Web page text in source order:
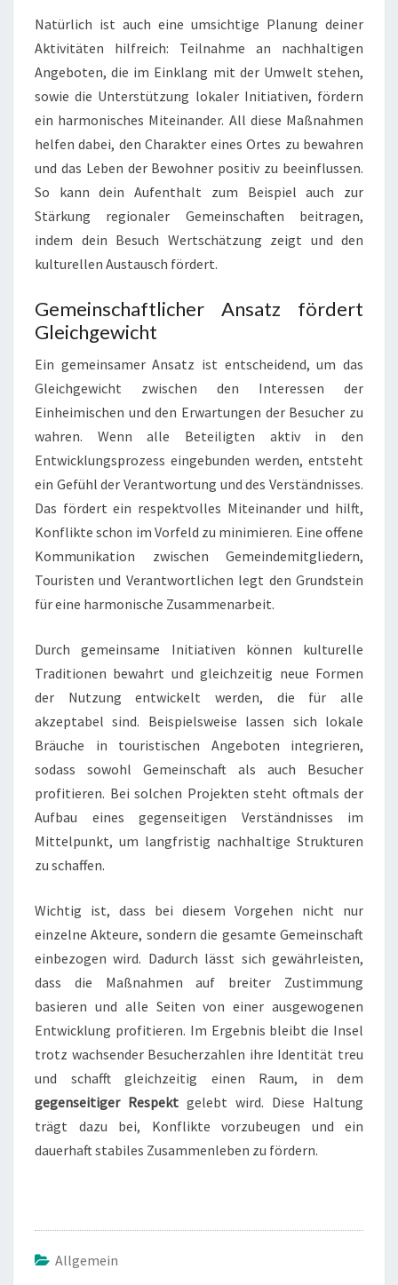
Natürlich ist auch eine umsichtige Planung deiner
Aktivitäten hilfreich: Teilnahme an nachhaltigen
Angeboten, die im Einklang mit der Umwelt stehen,
sowie die Unterstützung lokaler Initiativen, fördern
ein harmonisches Miteinander. All diese Maßnahmen
helfen dabei, den Charakter eines Ortes zu bewahren
und das Leben der Bewohner positiv zu beeinflussen.
So kann dein Aufenthalt zum Beispiel auch zur
Stärkung regionaler Gemeinschaften beitragen,
indem dein Besuch Wertschätzung zeigt und den
kulturellen Austausch fördert.
Gemeinschaftlicher Ansatz fördert
Gleichgewicht
Ein gemeinsamer Ansatz ist entscheidend, um das
Gleichgewicht zwischen den Interessen der
Einheimischen und den Erwartungen der Besucher zu
wahren. Wenn alle Beteiligten aktiv in den
Entwicklungsprozess eingebunden werden, entsteht
ein Gefühl der Verantwortung und des Verständnisses.
Das fördert ein respektvolles Miteinander und hilft,
Konflikte schon im Vorfeld zu minimieren. Eine offene
Kommunikation zwischen Gemeindemitgliedern,
Touristen und Verantwortlichen legt den Grundstein
für eine harmonische Zusammenarbeit.
Durch gemeinsame Initiativen können kulturelle
Traditionen bewahrt und gleichzeitig neue Formen
der Nutzung entwickelt werden, die für alle
akzeptabel sind. Beispielsweise lassen sich lokale
Bräuche in touristischen Angeboten integrieren,
sodass sowohl Gemeinschaft als auch Besucher
profitieren. Bei solchen Projekten steht oftmals der
Aufbau eines gegenseitigen Verständnisses im
Mittelpunkt, um langfristig nachhaltige Strukturen
zu schaffen.
Wichtig ist, dass bei diesem Vorgehen nicht nur
einzelne Akteure, sondern die gesamte Gemeinschaft
einbezogen wird. Dadurch lässt sich gewährleisten,
dass die Maßnahmen auf breiter Zustimmung
basieren und alle Seiten von einer ausgewogenen
Entwicklung profitieren. Im Ergebnis bleibt die Insel
trotz wachsender Besucherzahlen ihre Identität treu
und schafft gleichzeitig einen Raum, in dem
gegenseitiger Respekt gelebt wird. Diese Haltung
trägt dazu bei, Konflikte vorzubeugen und ein
dauerhaft stabiles Zusammenleben zu fördern.
Allgemein